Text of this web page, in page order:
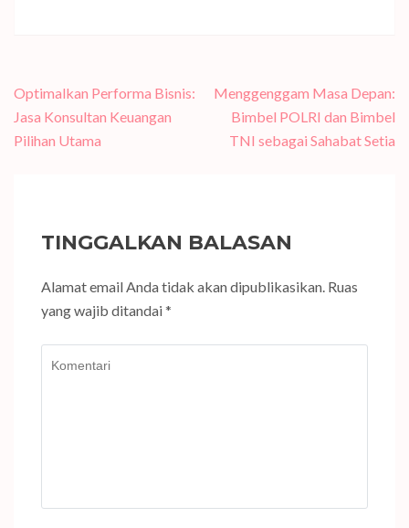
Navigasi
pos
Optimalkan Performa Bisnis:
Jasa Konsultan Keuangan
Pilihan Utama
Menggenggam Masa Depan:
Bimbel POLRI dan Bimbel
TNI sebagai Sahabat Setia
TINGGALKAN BALASAN
Alamat email Anda tidak akan dipublikasikan. Ruas
yang wajib ditandai*